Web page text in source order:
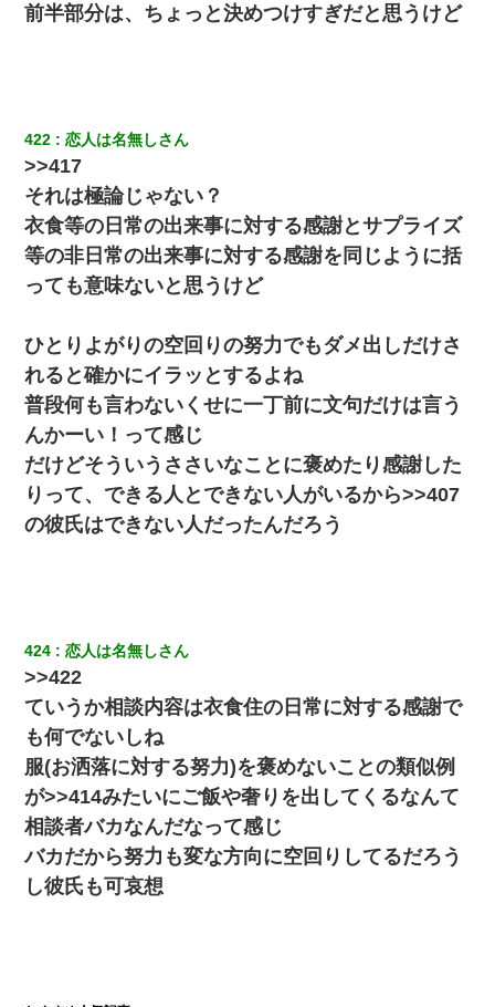
前半部分は、ちょっと決めつけすぎだと思うけど
422 恋人は名無しさん
>>417
それは極論じゃない？
衣食等の日常の出来事に対する感謝とサプライズ
等の非日常の出来事に対する感謝を同じように括
っても意味ないと思うけど
ひとりよがりの空回りの努力でもダメ出しだけさ
れると確かにイラッとするよね
普段何も言わないくせに一丁前に文句だけは言う
んかーい！って感じ
だけどそういうささいなことに褒めたり感謝した
りって、できる人とできない人がいるから>>407
の彼氏はできない人だったんだろう
424 恋人は名無しさん
>>422
ていうか相談内容は衣食住の日常に対する感謝で
も何でないしね
服(お洒落に対する努力)を褒めないことの類似例
が>>414みたいにご飯や奢りを出してくるなんて
相談者バカなんだなって感じ
バカだから努力も変な方向に空回りしてるだろう
し彼氏も可哀想